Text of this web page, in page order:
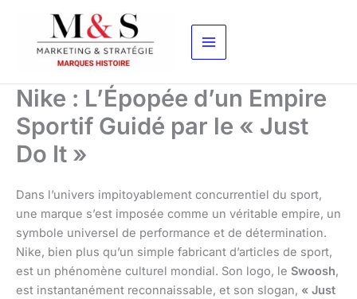
contenu
Nike : L’Épopée d’un Empire
Sportif Guidé par le « Just
Do It »
Dans l’univers impitoyablement concurrentiel du sport,
une marque s’est imposée comme un véritable empire, un
symbole universel de performance et de détermination.
Nike, bien plus qu’un simple fabricant d’articles de sport,
est un phénomène culturel mondial. Son logo, le Swoosh,
est instantanément reconnaissable, et son slogan, « Just